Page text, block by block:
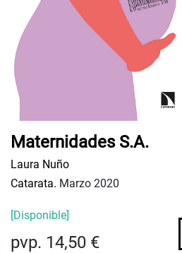
Maternidades S.A.
Laura Nuño
Catarata. Marzo 2020
[Disponible]
pvp. 14,50 €